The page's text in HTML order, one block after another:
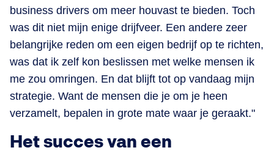
business drivers om meer houvast te bieden. Toch
was dit niet mijn enige drijfveer. Een andere zeer
belangrijke reden om een eigen bedrijf op te richten,
was dat ik zelf kon beslissen met welke mensen ik
me zou omringen. En dat blijft tot op vandaag mijn
strategie. Want de mensen die je om je heen
verzamelt, bepalen in grote mate waar je geraakt."
Het succes van een